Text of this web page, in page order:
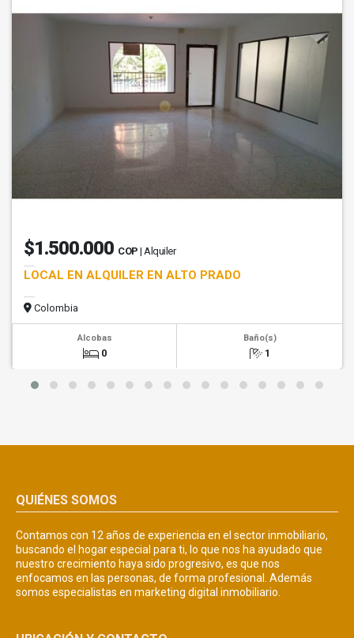
$1.500.000 COP | Alquiler
LOCAL EN ALQUILER EN ALTO PRADO
Colombia
Alcobas
0
Baño(s)
1
QUIÉNES SOMOS
Contamos con 12 años de experiencia en el sector inmobiliario,
buscando el hogar especial para ti, lo que nos ha ayudado que
nuestro crecimiento haya sido progresivo, es que nos
enfocamos en las personas, de forma profesional. Además
somos especialistas en marketing digital inmobiliario.